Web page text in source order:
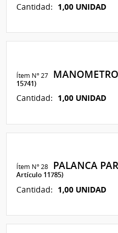
Cantidad: 1,00 UNIDAD
Ítem Nº 27
15741)
Cantidad: 1,00 UNIDAD
Ítem Nº 28 PALANCA
Artículo 11785)
Cantidad: 1,00 UNIDAD